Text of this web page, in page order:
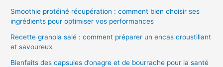
Smoothie protéiné récupération : comment bien choisir ses
ingrédients pour optimiser vos performances
Recette granola salé : comment préparer un encas croustillant
et savoureux
Bienfaits des capsules d’onagre et de bourrache pour la santé